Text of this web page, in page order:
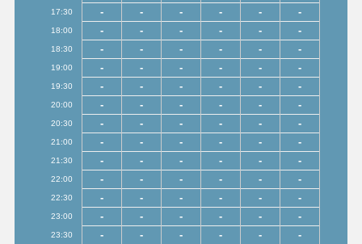
17:30 - - - - - -
18:00 - - - - - -
18:30 - - - - - -
19:00 - - - - - -
19:30 - - - - - -
20:00 - - - - - -
20:30 - - - - - -
21:00 - - - - - -
21:30 - - - - - -
22:00 - - - - - -
22:30 - - - - - -
23:00 - - - - - -
23:30 - - - - - -